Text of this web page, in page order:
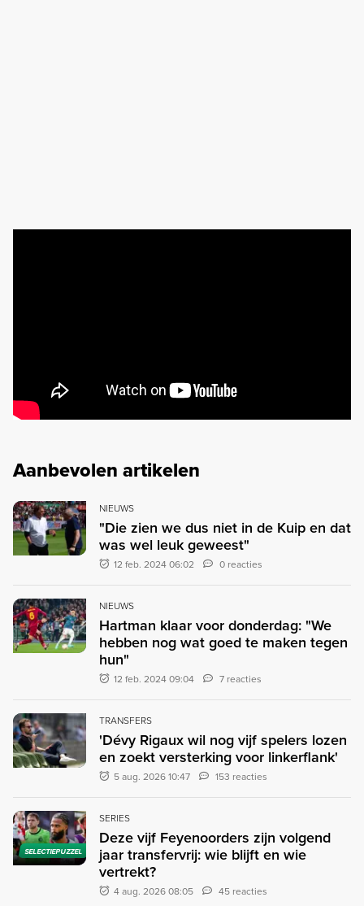
Aanbevolen artikelen
NIEUWS
"Die zien we dus niet in de Kuip en dat
was wel leuk geweest"
12 feb. 2024 06:02 0 reacties
NIEUWS
Hartman klaar voor donderdag: "We
hebben nog wat goed te maken tegen
hun"
12 feb. 2024 09:04 7 reacties
TRANSFERS
'Dévy Rigaux wil nog vijf spelers lozen
en zoekt versterking voor linkerflank'
5 aug. 2026 10:47 153 reacties
SELECTIEPUZZEL
SERIES
Deze vijf Feyenoorders zijn volgend
jaar transfervrij: wie blijft en wie
vertrekt?
4 aug. 2026 08:05 45 reacties